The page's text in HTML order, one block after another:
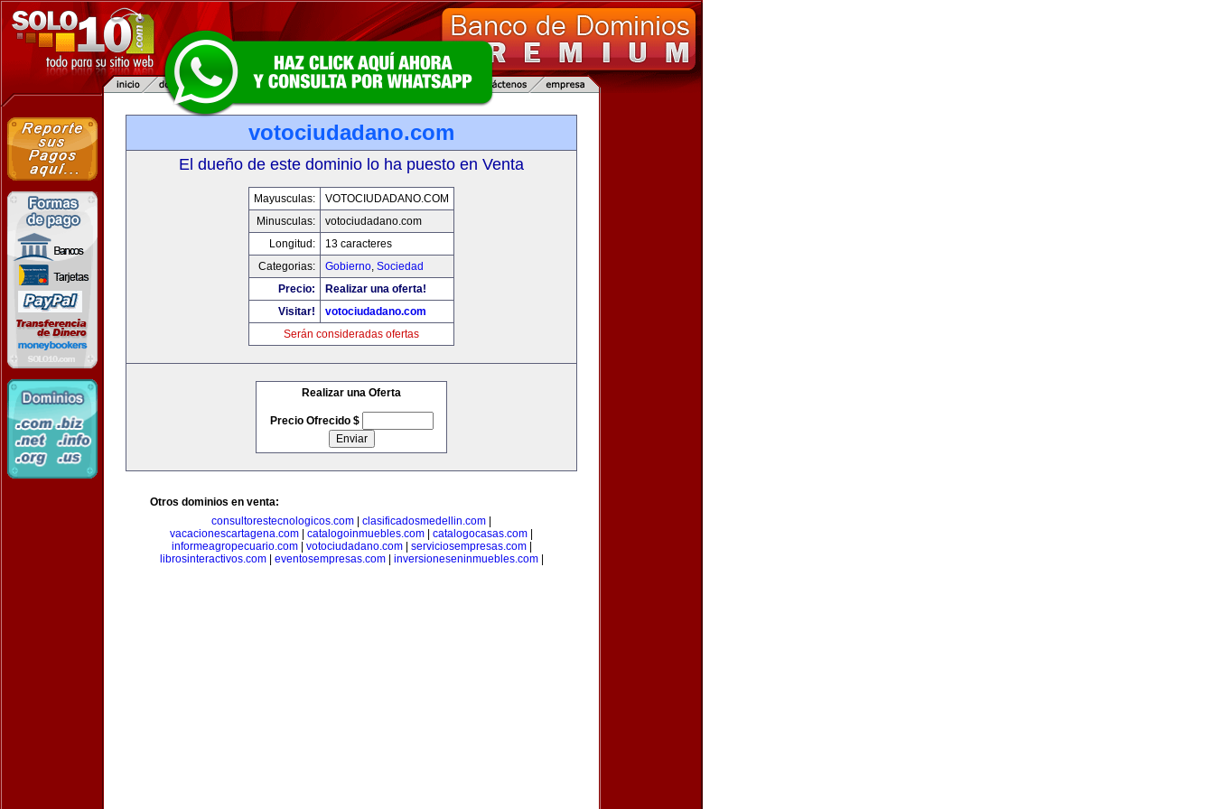
votociudadano.com
El dueño de este dominio lo ha puesto en Venta
Mayusculas:
VOTOCIUDADANO.COM
Minusculas:
votociudadano.com
Longitud:
13 caracteres
Categorias:
Gobierno, Sociedad
Precio:
Realizar una oferta!
Visitar!
votociudadano.com
Serán consideradas ofertas
Realizar una Oferta
Precio Ofrecido $
Otros dominios en venta:
consultorestecnologicos.com
clasificadosmedellin.com
vacacionescartagena.com
catalogoinmuebles.com catalogocasas.com
informeagropecuario.com| votociudadano.com| serviciosempresas.com|
librosinteractivos.com| eventosempresas.com| inversioneseninmuebles.com|